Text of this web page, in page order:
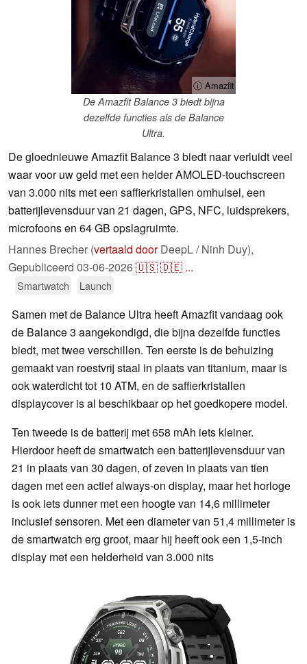
ⓘ Amazfit
De Amazfit Balance 3 biedt bijna
dezelfde functies als de Balance
Ultra.
De gloednieuwe Amazfit Balance 3 biedt naar verluidt veel
waar voor uw geld met een helder AMOLED-touchscreen
van 3.000 nits met een saffierkristallen omhulsel, een
batterijlevensduur van 21 dagen, GPS, NFC, luidsprekers,
microfoons en 64 GB opslagruimte.
Hannes Brecher (vertaald doorDeepL / Ninh Duy),
Gepubliceerd 03-06-2026🇺🇸🇩🇪 ...
Smartwatch Launch
Samen met de Balance Ultra heeft Amazfit vandaag ook
de Balance 3 aangekondigd, die bijna dezelfde functies
biedt, met twee verschillen. Ten eerste is de behuizing
gemaakt van roestvrij staal in plaats van titanium, maar is
ook waterdicht tot 10 ATM, en de saffierkristallen
displaycover is al beschikbaar op het goedkopere model.
Ten tweede is de batterij met 658 mAh iets kleiner.
Hierdoor heeft de smartwatch een batterijlevensduur van
21 in plaats van 30 dagen, of zeven in plaats van tien
dagen met een actief always-on display, maar het horloge
is ook iets dunner met een hoogte van 14,6 millimeter
inclusief sensoren. Met een diameter van 51,4 millimeter is
de smartwatch erg groot, maar hij heeft ook een 1,5-inch
display met een helderheid van 3.000 nits